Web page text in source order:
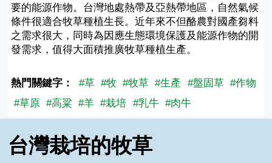
要的能源作物。台灣地處熱帶及亞熱帶地區，自然氣候
條件很適合牧草種植生長。近年來不但酪農對國產芻料
之需求很大，同時為因應生態環境保護及能源作物的開
發需求，值得大面積推廣牧草種植生產。
熱門關鍵字： #草 #牧 #牧草 #生產 #盤固草 #作物
#草原 #高粱 #羊 #栽培 #乳牛 #肉牛
台灣栽培的牧草